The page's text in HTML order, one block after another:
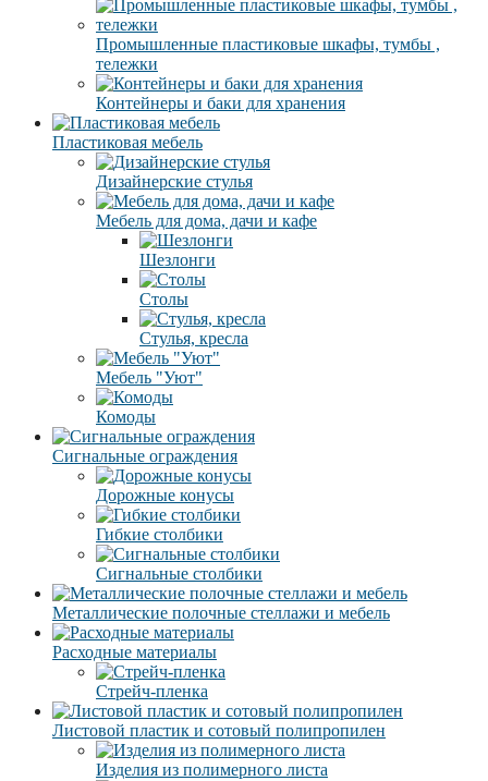
Промышленные пластиковые шкафы, тумбы ,
тележки
Контейнеры и баки для хранения
Пластиковая мебель
Дизайнерские стулья
Мебель для дома, дачи и кафе
Шезлонги
Столы
Стулья, кресла
Мебель "Уют"
Комоды
Сигнальные ограждения
Дорожные конусы
Гибкие столбики
Сигнальные столбики
Металлические полочные стеллажи и мебель
Расходные материалы
Стрейч-пленка
Листовой пластик и сотовый полипропилен
Изделия из полимерного листа